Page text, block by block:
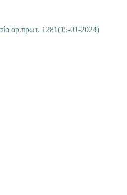
αρ.πρωτ. 1281(15-01-2024)